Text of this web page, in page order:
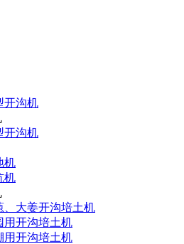
开沟机
开沟机
机
机
、大姜开沟培土机
用开沟培土机
用开沟培土机